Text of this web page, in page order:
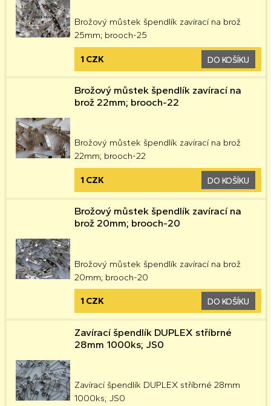
Brožový můstek špendlík zavírací na brož
25mm; brooch-25
1 CZK DO KOŠÍKU
Brožový můstek špendlík zavírací na
brož 22mm; brooch-22
Brožový můstek špendlík zavírací na brož
22mm; brooch-22
1 CZK DO KOŠÍKU
Brožový můstek špendlík zavírací na
brož 20mm; brooch-20
Brožový můstek špendlík zavírací na brož
20mm; brooch-20
1 CZK DO KOŠÍKU
Zavírací špendlík DUPLEX stříbrné
28mm 1000ks; JS0
Zavírací špendlík DUPLEX stříbrné 28mm
1000ks; JS0